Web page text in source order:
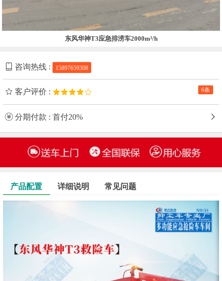
东风华神T3应急排涝车2000m³/h
咨询热线 : 15897659308
6条
客户评价 :
分期付款 : 首付20%
产品配置 详细说明 常见问题